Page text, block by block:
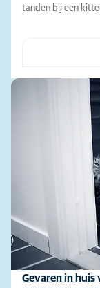
tanden bij een
Gevaren in